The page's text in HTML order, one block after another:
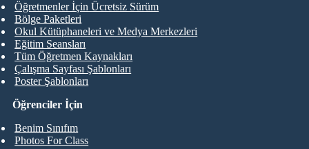
Öğrenciler İçin
Benim Sınıfım
Photos For Class
Öğretmenler İçin Ücretsiz Sürüm
Bölge Paketleri
Okul Kütüphaneleri ve Medya Merkezleri
Eğitim Seansları
Tüm Öğretmen Kaynakları
Çalışma Sayfası Şablonları
Poster Şablonları